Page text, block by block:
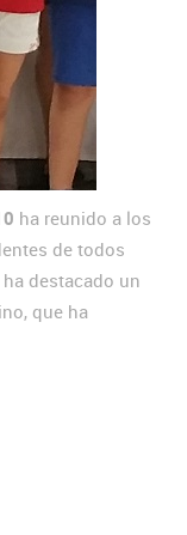
ha reunido a los
de todos
destacado un
que ha